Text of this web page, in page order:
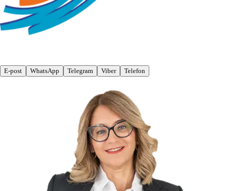
E-post WhatsApp Telegram Viber Telefon